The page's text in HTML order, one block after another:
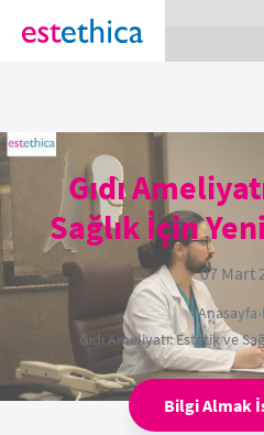
section Service {
Gıdı
Sağlık İçin
07 Mart
Anasayfa›
Gıdı Ameliyatı: Estetik ve
Bilgi Almak